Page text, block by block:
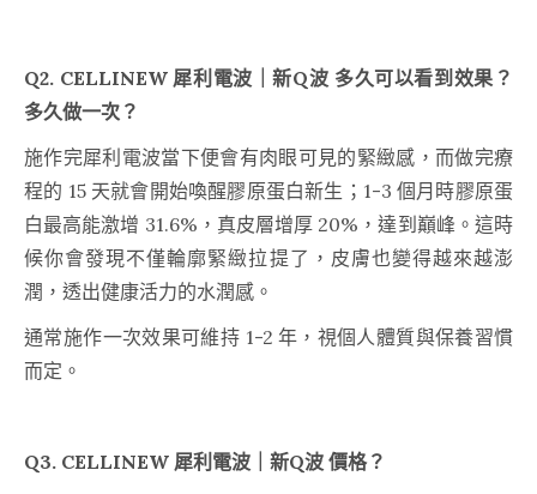
Q2. CELLINEW 犀利電波｜新Q波 多久可以看到效果？
多久做一次？
施作完犀利電波當下便會有肉眼可見的緊緻感，而做完療
程的 15 天就會開始喚醒膠原蛋白新生；1-3 個月時膠原蛋
白最高能激增 31.6%，真皮層增厚 20%，達到巔峰。這時
候你會發現不僅輪廓緊緻拉提了，皮膚也變得越來越澎
潤，透出健康活力的水潤感。
通常施作一次效果可維持 1-2 年，視個人體質與保養習慣
而定。
Q3. CELLINEW 犀利電波｜新Q波 價格？